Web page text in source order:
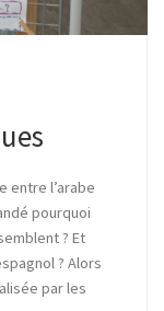
entre l’arabe
pourquoi
? Et
? Alors
par les